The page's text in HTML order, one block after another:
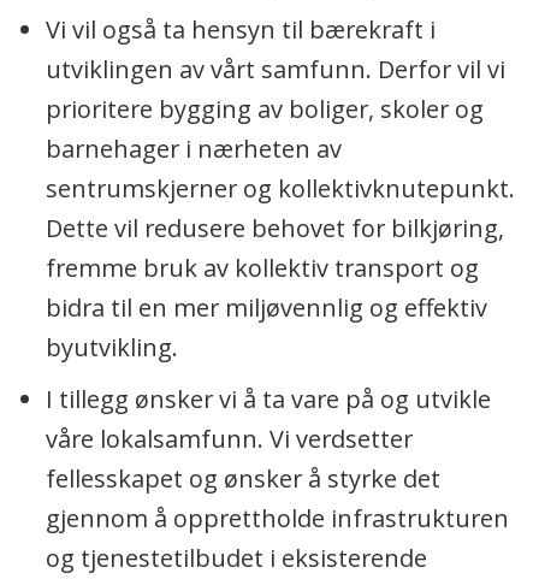
Vi vil også ta hensyn til bærekraft i
utviklingen av vårt samfunn. Derfor vil vi
prioritere bygging av boliger, skoler og
barnehager i nærheten av
sentrumskjerner og kollektivknutepunkt.
Dette vil redusere behovet for bilkjøring,
fremme bruk av kollektiv transport og
bidra til en mer miljøvennlig og effektiv
byutvikling.
I tillegg ønsker vi å ta vare på og utvikle
våre lokalsamfunn. Vi verdsetter
fellesskapet og ønsker å styrke det
gjennom å opprettholde infrastrukturen
og tjenestetilbudet i eksisterende